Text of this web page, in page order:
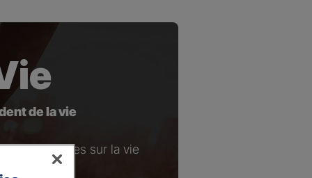
de la vie
sur la vie